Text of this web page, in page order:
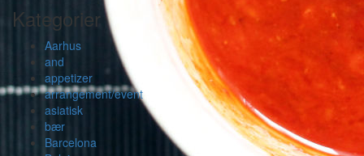
Kategorier
Aarhus
and
appetizer
arrangement/event
asiatisk
bær
Barcelona